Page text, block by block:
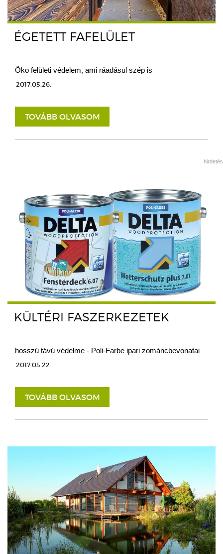
ÉGETETT FAFELÜLET
Öko felületi védelem, ami ráadásul szép is
2017.05.26.
TOVÁBB OLVASOM
hirdetés
KÜLTÉRI FASZERKEZETEK
hosszú távú védelme - Poli-Farbe ipari zománcbevonatai
2017.05.22.
TOVÁBB OLVASOM